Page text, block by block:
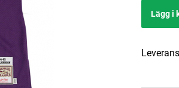
Lägg i